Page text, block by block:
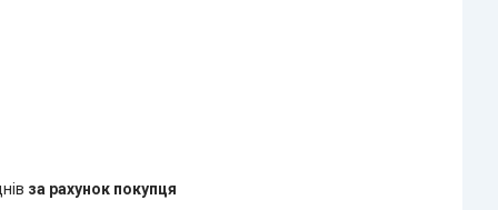
за рахунок покупця